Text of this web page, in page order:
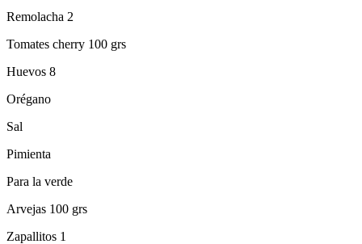
Remolacha 2
Tomates cherry 100 grs
Huevos 8
Orégano
Sal
Pimienta
Para la verde
Arvejas 100 grs
Zapallitos 1